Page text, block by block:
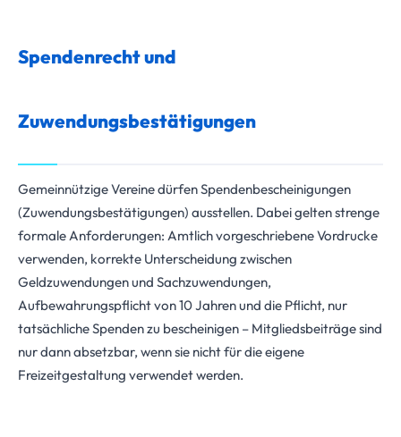
Spendenrecht und
Zuwendungsbestätigungen
Gemeinnützige Vereine dürfen Spendenbescheinigungen
(Zuwendungsbestätigungen) ausstellen. Dabei gelten strenge
formale Anforderungen: Amtlich vorgeschriebene Vordrucke
verwenden, korrekte Unterscheidung zwischen
Geldzuwendungen und Sachzuwendungen,
Aufbewahrungspflicht von 10 Jahren und die Pflicht, nur
tatsächliche Spenden zu bescheinigen – Mitgliedsbeiträge sind
nur dann absetzbar, wenn sie nicht für die eigene
Freizeitgestaltung verwendet werden.